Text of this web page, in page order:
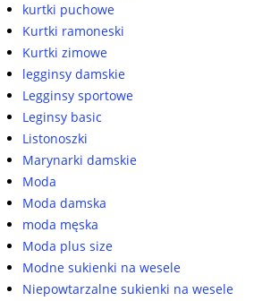
kurtki puchowe
Kurtki ramoneski
Kurtki zimowe
legginsy damskie
Legginsy sportowe
Leginsy basic
Listonoszki
Marynarki damskie
Moda
Moda damska
moda męska
Moda plus size
Modne sukienki na wesele
Niepowtarzalne sukienki na wesele